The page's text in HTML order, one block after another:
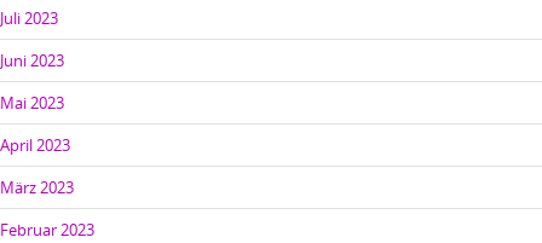
Juli 2023
Juni 2023
Mai 2023
April 2023
März 2023
Februar 2023